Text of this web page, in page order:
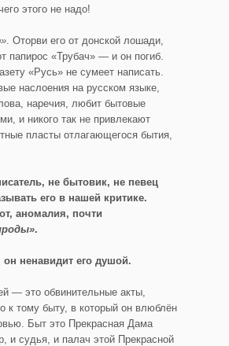
этого не надо!
. Оторви его от донской лошади,
папирос «Трубач» — и он погиб.
«Русь» не сумеет написать.
наслоения на русском языке,
наречия, любит бытовые
и никого так не привлекают
пласты отлагающегося бытия,
не бытовик, не певец
его в нашей критике.
аномалия, почти
.
ненавидит его душой.
— это обвинительные акты,
к тому быту, в который он влюблён
Быт это Прекрасная Дама
и судья, и палач этой Прекрасной